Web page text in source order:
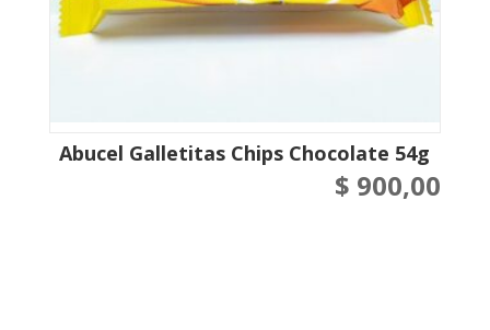
Abucel Galletitas Chips Chocolate 54g
$ 900,00